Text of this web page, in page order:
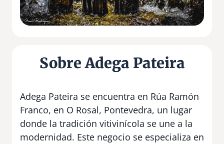
Sobre Adega Pateira
Adega Pateira se encuentra en Rúa Ramón
Franco, en O Rosal, Pontevedra, un lugar
donde la tradición vitivinícola se une a la
modernidad. Este negocio se especializa en